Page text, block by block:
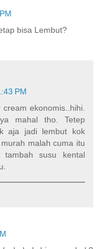
bisa Lembut?
PM
ekonomis..hihi.
mahal tho. Tetep
aja jadi lembut kok
malah cuma itu
tambah susu kental